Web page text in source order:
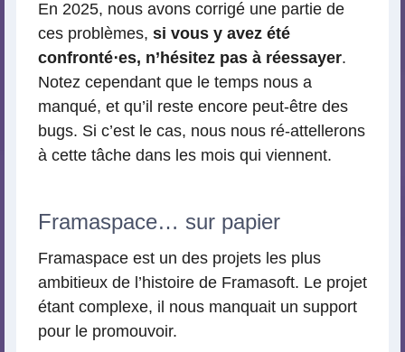
En 2025, nous avons corrigé une partie de
ces problèmes, si vous y avez été
confronté⋅es, n’hésitez pas à réessayer.
Notez cependant que le temps nous a
manqué, et qu’il reste encore peut-être des
bugs. Si c’est le cas, nous nous ré-attellerons
à cette tâche dans les mois qui viennent.
Framaspace… sur papier
Framaspace est un des projets les plus
ambitieux de l’histoire de Framasoft. Le projet
étant complexe, il nous manquait un support
pour le promouvoir.